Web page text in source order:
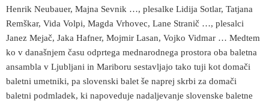
Henrik Neubauer, Majna Sevnik …, plesalke Lidija Sotlar, Tatjana
Remškar, Vida Volpi, Magda Vrhovec, Lane Stranič …, plesalci
Janez Mejač, Jaka Hafner, Mojmir Lasan, Vojko Vidmar … Medtem
ko v današnjem času odprtega mednarodnega prostora oba baletna
ansambla v Ljubljani in Mariboru sestavljajo tako tuji kot domači
baletni umetniki, pa slovenski balet še naprej skrbi za domači
baletni podmladek, ki napoveduje nadaljevanje slovenske baletne